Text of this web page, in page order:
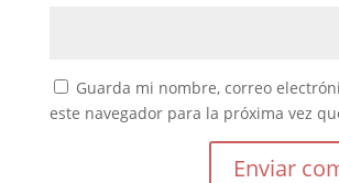
Guarda mi nombre, correo
este navegador para la próxima vez